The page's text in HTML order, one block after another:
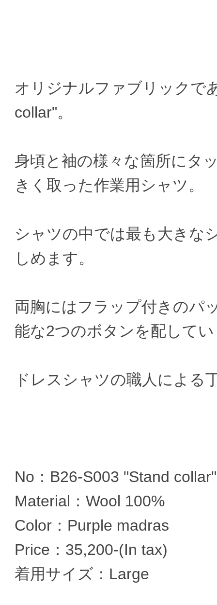
オリジナルファブリックで
collar"。
身頃と袖の様々な箇所にタ
きく取った作業用シャツ。
シャツの中では最も大きな
しめます。
両胸にはフラップ付きのパ
能な2つのボタンを配して
ドレスシャツの職人による
No：B26-S003 "Stand collar"
Material：Wool 100%
Color：Purple madras
Price：35,200-(In tax)
着用サイズ：Large